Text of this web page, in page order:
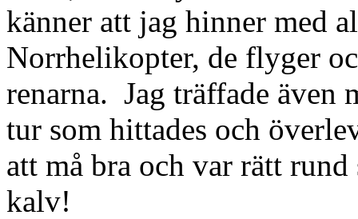
känner att jag hinner med
Norrhelikopter, de flyger
renarna. Jag träffade även
tur som hittades och
att må bra och var rätt
kalv!